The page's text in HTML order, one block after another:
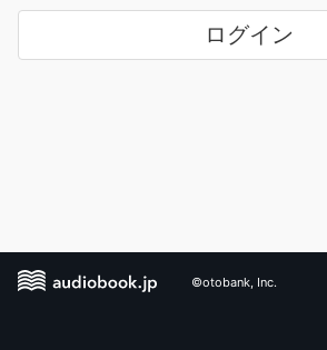
ログイン
©otobank, Inc.